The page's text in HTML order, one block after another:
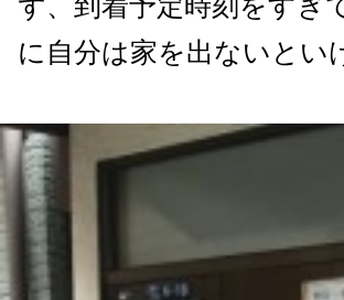
ず、到着予定時刻をすぎ
に自分は家を出ないとい